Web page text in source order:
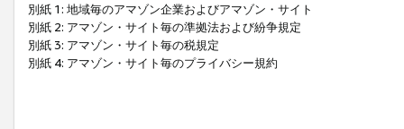
別紙 1: 地域毎のアマゾン企業およびアマゾン・サイト
別紙 2: アマゾン・サイト毎の準拠法および紛争規定
別紙 3: アマゾン・サイト毎の税規定
別紙 4: アマゾン・サイト毎のプライバシー規約